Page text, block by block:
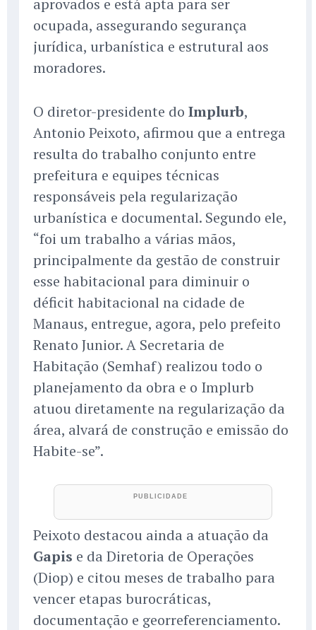
aprovados e está apta para ser
ocupada, assegurando segurança
jurídica, urbanística e estrutural aos
moradores.
O diretor-presidente do Implurb,
Antonio Peixoto, afirmou que a entrega
resulta do trabalho conjunto entre
prefeitura e equipes técnicas
responsáveis pela regularização
urbanística e documental. Segundo ele,
“foi um trabalho a várias mãos,
principalmente da gestão de construir
esse habitacional para diminuir o
déficit habitacional na cidade de
Manaus, entregue, agora, pelo prefeito
Renato Junior. A Secretaria de
Habitação (Semhaf) realizou todo o
planejamento da obra e o Implurb
atuou diretamente na regularização da
área, alvará de construção e emissão do
Habite-se”.
Peixoto destacou ainda a atuação da
Gapis e da Diretoria de Operações
(Diop) e citou meses de trabalho para
vencer etapas burocráticas,
documentação e georreferenciamento.